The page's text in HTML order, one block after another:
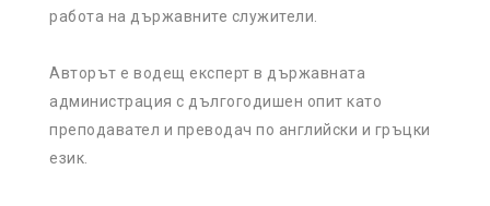
работа на държавните служители.
Авторът е водещ експерт в държавната
администрация с дългогодишен опит като
преподавател и преводач по английски и гръцки
език.